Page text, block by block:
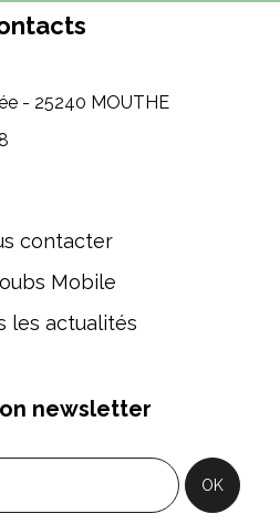
- 25240 MOUTHE
contacter
Mobile
les actualités
newsletter